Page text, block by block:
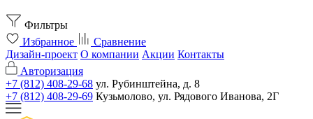
Фильтры
Избранное
Сравнение
Дизайн-проект О компании Акции Контакты
Авторизация
+7 (812) 408-29-68 ул. Рубинштейна, д. 8
+7 (812) 408-29-69 Кузьмолово, ул. Рядового Иванова, 2Г